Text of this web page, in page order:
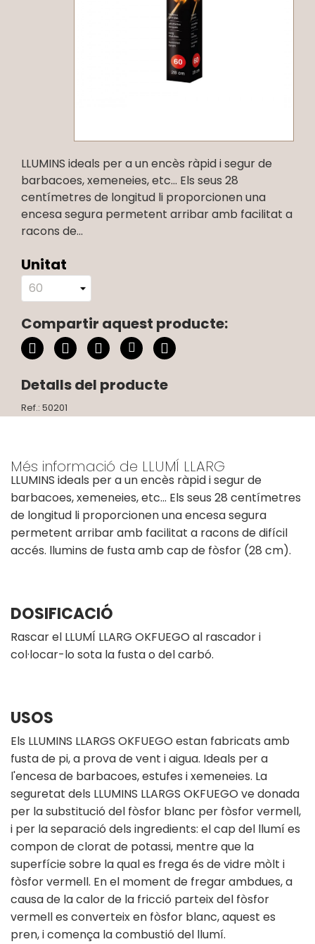
LLUMINS ideals per a un encès ràpid i segur de
barbacoes, xemeneies, etc... Els seus 28
centímetres de longitud li proporcionen una
encesa segura permetent arribar amb facilitat a
racons de...
Unitat
Compartir aquest producte:
Detalls del producte
Ref.: 50201
Més informació de LLUMÍ LLARG
LLUMINS ideals per a un encès ràpid i segur de
barbacoes, xemeneies, etc... Els seus 28 centímetres
de longitud li proporcionen una encesa segura
permetent arribar amb facilitat a racons de difícil
accés. llumins de fusta amb cap de fòsfor (28 cm).
DOSIFICACIÓ
Rascar el LLUMÍ LLARG OKFUEGO al rascador i
col·locar-lo sota la fusta o del carbó.
USOS
Els LLUMINS LLARGS OKFUEGO estan fabricats amb
fusta de pi, a prova de vent i aigua. Ideals per a
l'encesa de barbacoes, estufes i xemeneies. La
seguretat dels LLUMINS LLARGS OKFUEGO ve donada
per la substitució del fòsfor blanc per fòsfor vermell,
i per la separació dels ingredients: el cap del llumí es
compon de clorat de potassi, mentre que la
superfície sobre la qual es frega és de vidre mòlt i
fòsfor vermell. En el moment de fregar ambdues, a
causa de la calor de la fricció parteix del fòsfor
vermell es converteix en fòsfor blanc, aquest es
pren, i comença la combustió del llumí.